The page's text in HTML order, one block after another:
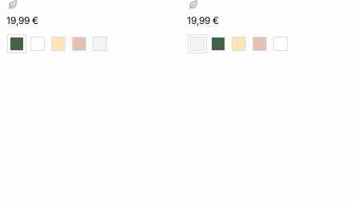
19,99 € 19,99 €